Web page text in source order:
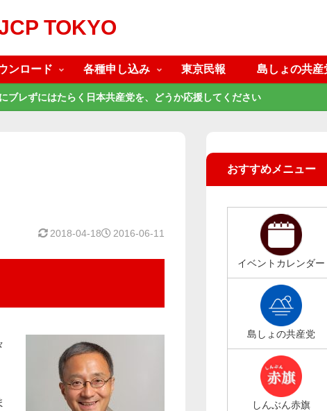
TOKYO
ンロード 各種申し込み 東京民報 島しょの共産
ブレずにはたらく日本共産党を、どうか応援してください
2016-06-11
2018-04-18
おすすめメニュー
イベントカレンダー
島しょの共産党
しんぶん赤旗